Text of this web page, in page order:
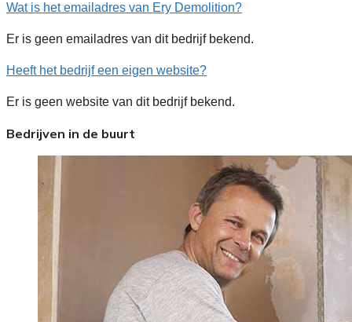
Wat is het emailadres van Ery Demolition?
Er is geen emailadres van dit bedrijf bekend.
Heeft het bedrijf een eigen website?
Er is geen website van dit bedrijf bekend.
Bedrijven in de buurt